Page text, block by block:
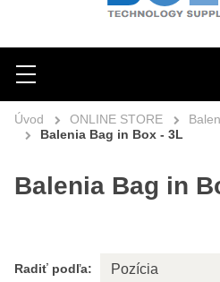
Hľadať
Menu
Úvod ONLINE STORE
Balenia Bag in Box - 3L
Balenia Bag in
Radiť podľa: